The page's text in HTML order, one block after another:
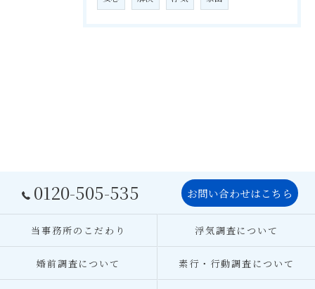
0120-505-535 お問い合わせはこちら
当事務所のこだわり 浮気調査について
婚前調査について 素行・行動調査について